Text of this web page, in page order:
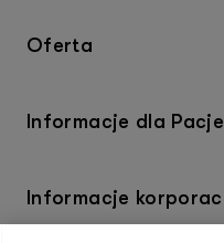
Oferta
Informacje dla
Informacje